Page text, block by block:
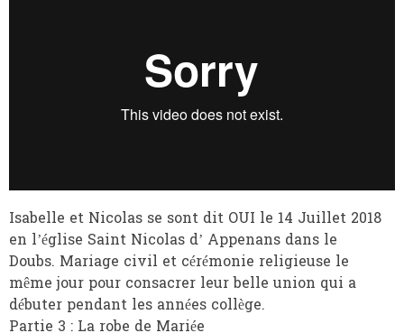
Isabelle et Nicolas se sont dit OUI le 14 Juillet 2018
en l’église Saint Nicolas d’ Appenans dans le
Doubs. Mariage civil et cérémonie religieuse le
même jour pour consacrer leur belle union qui a
débuter pendant les années collège.
Partie 3 : La robe de Mariée